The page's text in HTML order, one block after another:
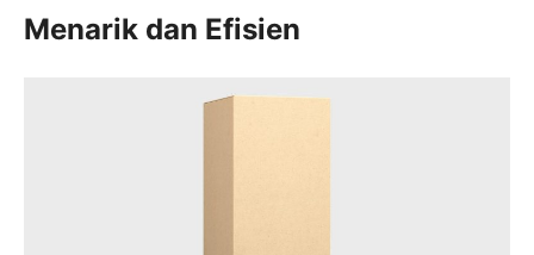
Menarik dan Efisien